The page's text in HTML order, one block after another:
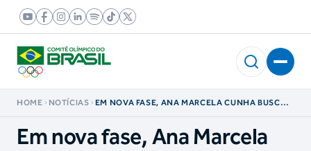
HOME NOTÍCIAS
EM NOVA FASE, ANA MARCELA CUNHA BUSCA
Em nova fase, Ana Marcela